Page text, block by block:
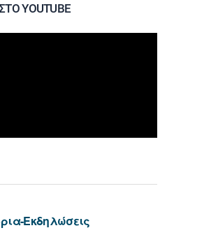
YOUTUBE
Εκδηλώσεις